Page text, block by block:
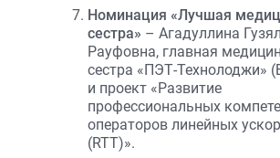
Номинация «Лучшая
сестра» – Агадуллина Гузял
Рауфовна, главная
сестра «ПЭТ-Технолоджи»
и проект «Развитие
профессиональных
операторов линейных
(RTT)».